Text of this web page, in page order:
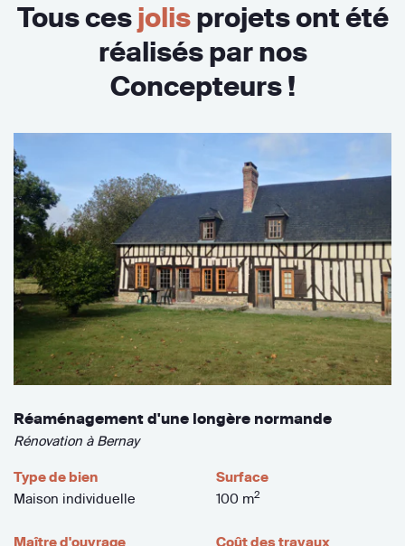
Tous cesjolisprojets ont été
réalisés par nos
Concepteurs !
Réaménagement d'une longère normande
Rénovation à Bernay
Type de bien
Maison individuelle
Surface
100 m2
Maître d'ouvrage
Coût des travaux